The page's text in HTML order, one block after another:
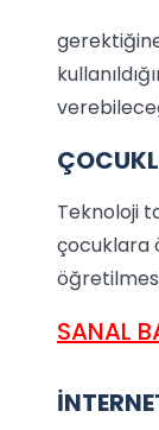
Teknoloji
çocuklara
SANAL